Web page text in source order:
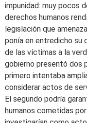
impunidad: muy pocos
derechos humanos
legislación que
ponía en entredicho su
de las víctimas a la
gobierno presentó dos
primero intentaba
considerar actos de
El segundo podría
humanos cometidas